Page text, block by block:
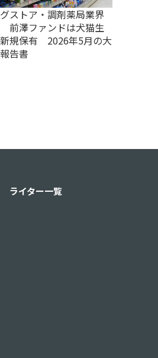
ストア・調剤薬局業界
前澤ファンドは犬猫生
規保有 2026年5月の大
告書
ライター一覧